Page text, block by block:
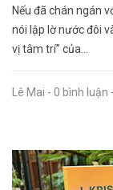
Nếu đã chán ngán
nói lập lờ nước đôi
vị tâm trí” của...
Lê Mai - 0 bình luận